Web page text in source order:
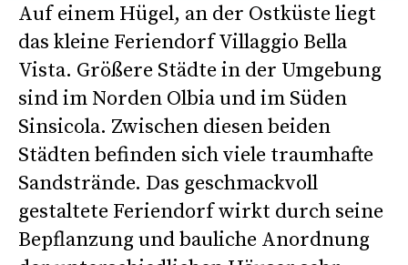
Auf einem Hügel, an der Ostküste liegt
das kleine Feriendorf Villaggio Bella
Vista. Größere Städte in der Umgebung
sind im Norden Olbia und im Süden
Sinsicola. Zwischen diesen beiden
Städten befinden sich viele traumhafte
Sandstrände. Das geschmackvoll
gestaltete Feriendorf wirkt durch seine
Bepflanzung und bauliche Anordnung